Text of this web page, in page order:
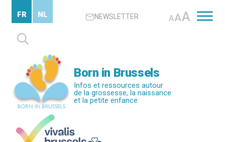
contenu
principal
NEWSLETTER AAA
Rechercher :
FR NL
Born in Brussels
Infos et ressources autour
de la grossesse, la naissance
et la petite enfance